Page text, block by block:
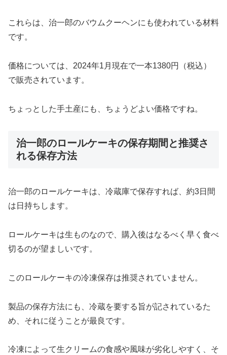
これらは、治一郎のバウムクーヘンにも使われている材料
です。
価格については、2024年1月現在で一本1380円（税込）
で販売されています。
ちょっとした手土産にも、ちょうどよい価格ですね。
治一郎のロールケーキの保存期間と推奨さ
れる保存方法
治一郎のロールケーキは、冷蔵庫で保存すれば、約3日間
は日持ちします。
ロールケーキは生ものなので、購入後はなるべく早く食べ
切るのが望ましいです。
このロールケーキの冷凍保存は推奨されていません。
製品の保存方法にも、冷蔵を要する旨が記されているた
め、それに従うことが最良です。
冷凍によって生クリームの食感や風味が劣化しやすく、そ